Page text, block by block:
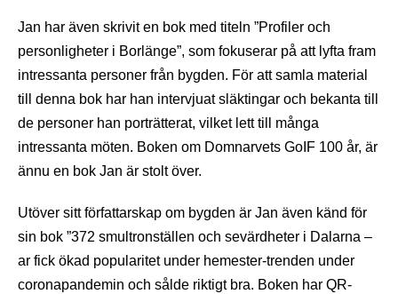
Jan har även skrivit en bok med titeln ”Profiler och
personligheter i Borlänge”, som fokuserar på att lyfta fram
intressanta personer från bygden. För att samla material
till denna bok har han intervjuat släktingar och bekanta till
de personer han porträtterat, vilket lett till många
intressanta möten. Boken om Domnarvets GoIF 100 år, är
ännu en bok Jan är stolt över.
Utöver sitt författarskap om bygden är Jan även känd för
sin bok ”372 smultronställen och sevärdheter i Dalarna –
ar fick ökad popularitet under hemester-trenden under
coronapandemin och sålde riktigt bra. Boken har QR-